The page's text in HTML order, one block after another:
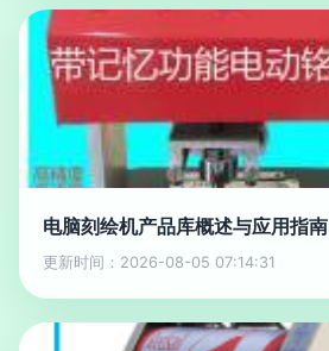
电脑刻绘机产品库概述与应用指南
更新时间：2026-08-05 07:14:31